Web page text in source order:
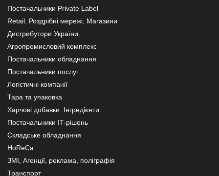
Постачальники Private Label
Retail. Роздрібні мережі, Магазини
Дистрибутори України
Агропромисловий комплекс
Постачальники обладнання
Постачальники послуг
Логістичні компанії
Тара та упаковка
Харчові добавки. Інгредієнти.
Постачальники IT-рішень
Складське обладнання
HoReCa
ЗМІ, Агенції, реклама, поліграфія
Транспорт